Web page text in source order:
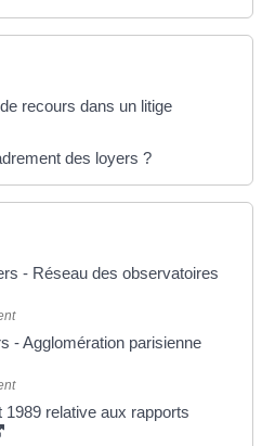
recours dans un litige
des loyers ?
- Réseau des observatoires
- Agglomération parisienne
1989 relative aux rapports